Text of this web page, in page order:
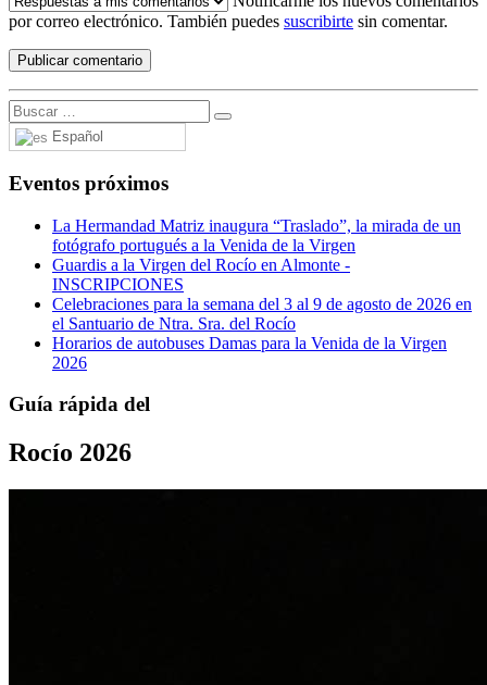
por correo electrónico. También puedes suscribirte sin comentar.
Español
Eventos próximos
La Hermandad Matriz inaugura “Traslado”, la mirada de un
fotógrafo portugués a la Venida de la Virgen
Guardis a la Virgen del Rocío en Almonte -
INSCRIPCIONES
Celebraciones para la semana del 3 al 9 de agosto de 2026 en
el Santuario de Ntra. Sra. del Rocío
Horarios de autobuses Damas para la Venida de la Virgen
2026
Guía rápida del
Rocío 2026